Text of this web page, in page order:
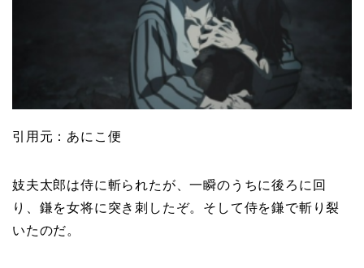
引用元：あにこ便
妓夫太郎は侍に斬られたが、一瞬のうちに後ろに回
り、鎌を女将に突き刺したぞ。そして侍を鎌で斬り裂
いたのだ。